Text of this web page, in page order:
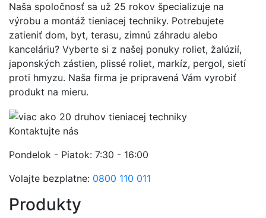
Naša spoločnosť sa už 25 rokov špecializuje na
výrobu a montáž tieniacej techniky. Potrebujete
zatieniť dom, byt, terasu, zimnú záhradu alebo
kanceláriu? Vyberte si z našej ponuky roliet, žalúzií,
japonských zástien, plissé roliet, markíz, pergol, sietí
proti hmyzu. Naša firma je pripravená Vám vyrobiť
produkt na mieru.
Kontaktujte nás
Pondelok - Piatok: 7:30 - 16:00
Volajte bezplatne: 0800 110 011
Produkty